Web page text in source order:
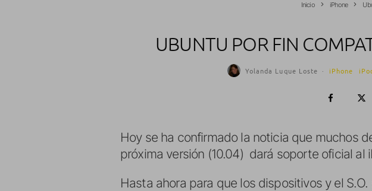
Inicio iPhone
UBUNTU POR FIN
Yolanda Luque Loste · iPhone
Hoy se ha confirmado la noticia que muchos
próxima versión (10.04) dará soporte oficial al
Hasta ahora para que los dispositivos y el